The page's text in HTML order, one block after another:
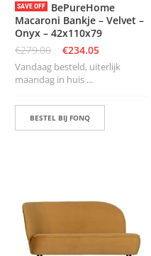
SAVE OFF
BePureHome
Macaroni Bankje – Velvet –
Onyx – 42x110x79
€279.00 €234.05
Vandaag besteld, uiterlijk
maandag in huis ...
BESTEL BIJ FONQ